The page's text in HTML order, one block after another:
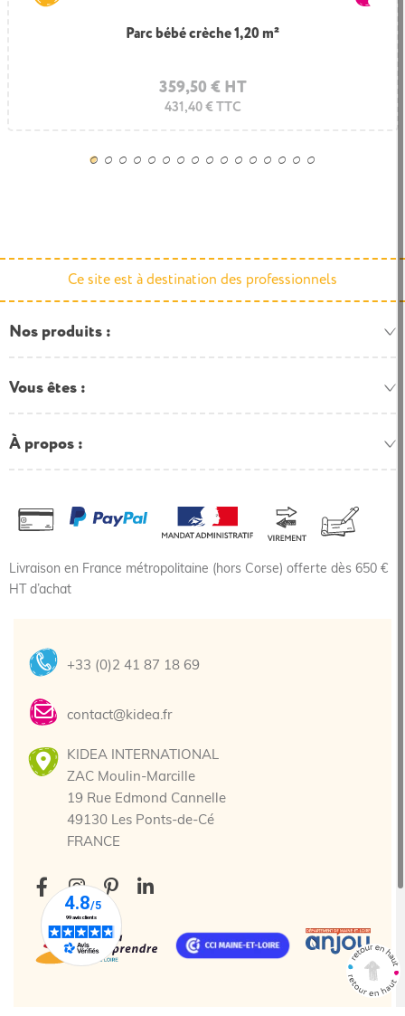
Parc bébé crèche 1,20 m²
359,50 € HT
431,40 € TTC
Ce site est à destination des professionnels
Nos produits
Vous êtes
À propos
Livraison en France métropolitaine (hors Corse) offerte dès 650 €
HT d’achat
+33 (0)2 41 87 18 69
contact@kidea.fr
KIDEA INTERNATIONAL
ZAC Moulin-Marcille
19 Rue Edmond Cannelle
49130 Les Ponts-de-Cé
FRANCE